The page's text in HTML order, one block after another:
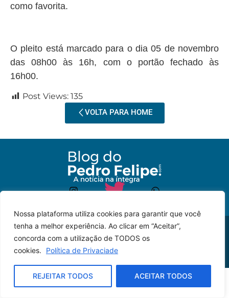
Nossa plataforma utiliza cookies para garantir que você
tenha a melhor experiência. Ao clicar em “Aceitar”,
concorda com a utilização de TODOS os
cookies.
Política de Privaciade
REJEITAR TODOS ACEITAR TODOS
como favorita.
O pleito está marcado para o dia 05 de novembro
das 08h00 às 16h, com o portão fechado às
16h00.
Post Views: 135
VOLTA PARA HOME
© 2023 – Todos os
direitos reservados.
Desenvolvido por: JP